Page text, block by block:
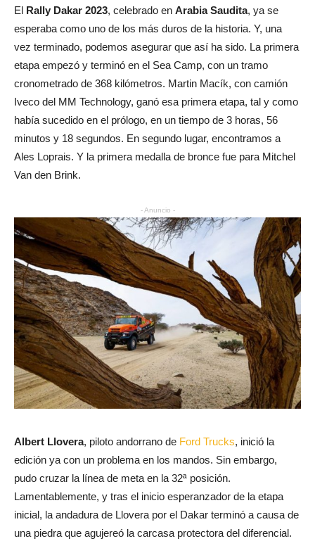
El Rally Dakar 2023, celebrado en Arabia Saudita, ya se
esperaba como uno de los más duros de la historia. Y, una
vez terminado, podemos asegurar que así ha sido. La primera
etapa empezó y terminó en el Sea Camp, con un tramo
cronometrado de 368 kilómetros. Martin Macík, con camión
Iveco del MM Technology, ganó esa primera etapa, tal y como
había sucedido en el prólogo, en un tiempo de 3 horas, 56
minutos y 18 segundos. En segundo lugar, encontramos a
Ales Loprais. Y la primera medalla de bronce fue para Mitchel
Van den Brink.
- Anuncio -
Albert Llovera, piloto andorrano de Ford Trucks, inició la
edición ya con un problema en los mandos. Sin embargo,
pudo cruzar la línea de meta en la 32ª posición.
Lamentablemente, y tras el inicio esperanzador de la etapa
inicial, la andadura de Llovera por el Dakar terminó a causa de
una piedra que agujereó la carcasa protectora del diferencial.